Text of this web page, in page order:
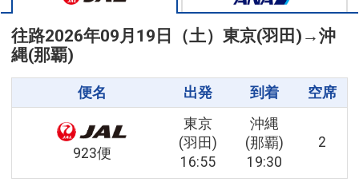
往路2026年09月19日（土） 東京(羽田) →沖
縄(那覇)
便名 出発 到着 空席
923便
東京
(羽田)
16:55
沖縄
(那覇)
19:30
2